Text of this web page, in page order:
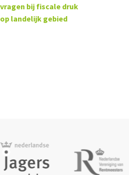
vragen bij fiscale druk
op landelijk gebied